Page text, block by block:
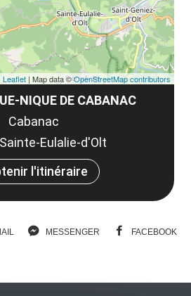
NIQUE DE CABANAC
Cabanac
Eulalie-d'Olt
l'itinéraire
Leaflet | Map data ©OpenStreetMap contributors
MESSENGER FACEBOOK